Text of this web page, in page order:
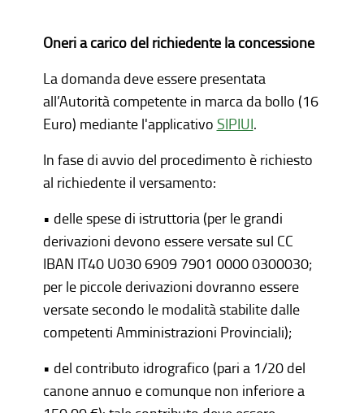
Oneri a carico del richiedente la concessione
La domanda deve essere presentata
all’Autorità competente in marca da bollo (16
Euro) mediante l'applicativo SIPIUI.
In fase di avvio del procedimento è richiesto
al richiedente il versamento:
• delle spese di istruttoria (per le grandi
derivazioni devono essere versate sul CC
IBAN IT40 U030 6909 7901 0000 0300030;
per le piccole derivazioni dovranno essere
versate secondo le modalità stabilite dalle
competenti Amministrazioni Provinciali);
• del contributo idrografico (pari a 1/20 del
canone annuo e comunque non inferiore a